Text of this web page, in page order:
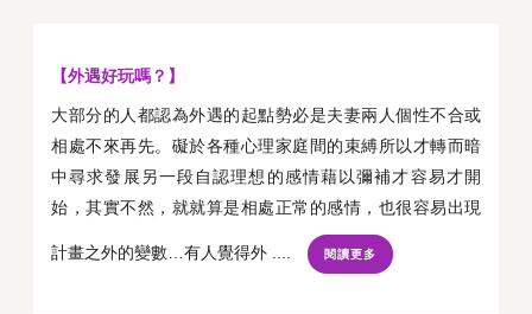
【外遇好玩嗎？】
大部分的人都認為外遇的起點勢必是夫妻兩人個性不合或
相處不來再先。礙於各種心理家庭間的束縛所以才轉而暗
中尋求發展另一段自認理想的感情藉以彌補才容易才開
始，其實不然，就就算是相處正常的感情，也很容易出現
計畫之外的變數…有人覺得外 .... 閱讀更多